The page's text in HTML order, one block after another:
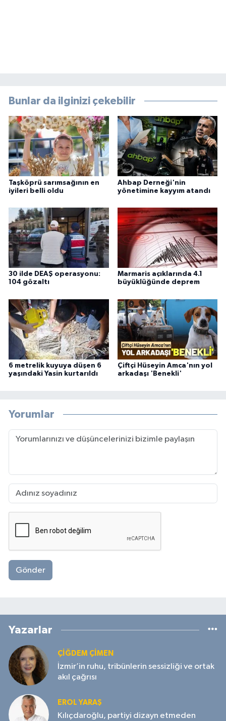
Bunlar da ilginizi çekebilir
Taşköprü sarımsağının en
iyileri belli oldu
Ahbap Derneği'nin
yönetimine kayyım atandı
30 ilde DEAŞ operasyonu:
104 gözaltı
Marmaris açıklarında 4.1
büyüklüğünde deprem
6 metrelik kuyuya düşen 6
yaşındaki Yasin kurtarıldı
Çiftçi Hüseyin Amca'nın yol
arkadaşı 'Benekli'
Yorumlar
Gönder
Yazarlar
ÇIĞDEM ÇIMEN
İzmir’in ruhu, tribünlerin sessizliği ve ortak
akıl çağrısı
EROL YARAŞ
Kılıçdaroğlu, partiyi dizayn etmeden